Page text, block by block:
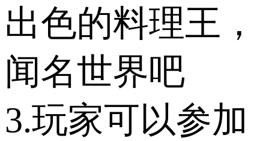
出色的料理王，
闻名世界吧
3.玩家可以参加